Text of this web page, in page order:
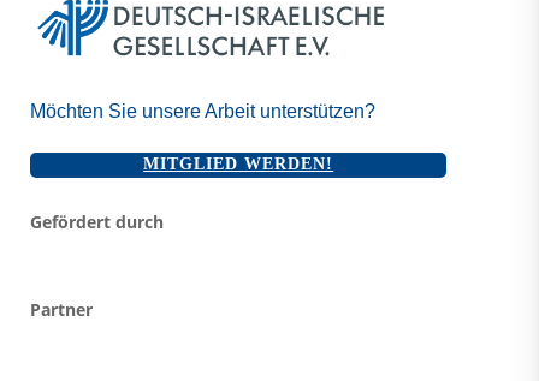
Möchten Sie unsere Arbeit unterstützen?
MITGLIED WERDEN!
Gefördert durch
Partner